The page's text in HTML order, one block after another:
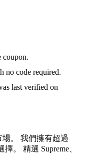
coupon.
no code required.
last verified on
。 我們擁有超過
。 精選 Supreme、